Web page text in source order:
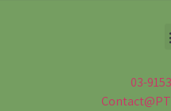
03-